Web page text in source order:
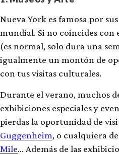
Nueva York es famosa por
mundial. Si no coincides con
(es normal, solo dura una
igualmente un montón de
con tus visitas culturales.
Durante el verano, muchos
exhibiciones especiales y
pierdas la oportunidad de
Guggenheim, o cualquiera
Mile… Además de las